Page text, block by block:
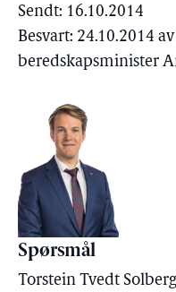
Sendt: 16.10.2014
Besvart: 24.10.2014
beredskapsminister
Spørsmål
Torstein Tvedt